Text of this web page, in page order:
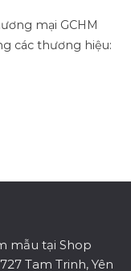
mại GCHM
các thương hiệu:
mẫu tại Shop
Tam Trinh, Yên